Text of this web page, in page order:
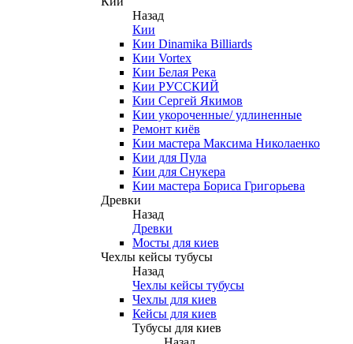
Назад
Кии
Кии Dinamika Billiards
Кии Vortex
Кии Белая Река
Кии РУССКИЙ
Кии Сергей Якимов
Кии укороченные/ удлиненные
Ремонт киёв
Кии мастера Максима Николаенко
Кии для Пула
Кии для Снукера
Кии мастера Бориса Григорьева
Древки
Назад
Древки
Мосты для киев
Чехлы кейсы тубусы
Назад
Чехлы кейсы тубусы
Чехлы для киев
Кейсы для киев
Тубусы для киев